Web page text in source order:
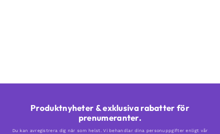
Produktnyheter & exklusiva rabatter för
prenumeranter.
Du kan avregistrera dig när som helst. Vi behandlar dina personuppgifter enligt vår